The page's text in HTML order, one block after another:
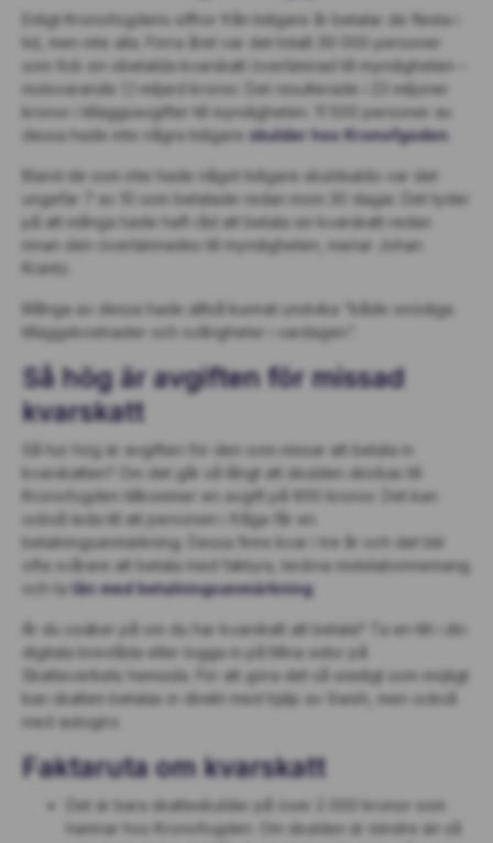
Enligt Kronofogdens siffror från tidigare år betalar de flesta i
tid, men inte alla. Förra året var det totalt 39 000 personer
som fick sin obetalda kvarskatt överlämnad till myndigheten –
motsvarande 1,1 miljard kronor. Det resulterade i 23 miljoner
kronor i tilläggsavgifter till myndigheten. 11 500 personer av
dessa hade inte några tidigare skulder hos Kronofgoden
Bland de som inte hade något tidigare skuldsaldo var det
ungefär 7 av 10 som betalade redan inom 30 dagar. Det tyder
på att många hade haft råd att betala sin kvarskatt redan
innan den överlämnades till myndigheten, menar Johan
Krantz.
Många av dessa hade alltså kunnat undvika ”både onödiga
tilläggskostnader och svårigheter i vardagen”.
Så hög är avgiften för missad
kvarskatt
Så hur hög är avgiften för den som missar att betala in
kvarskatten? Om det går så långt att skulden skickas till
Kronofogden tillkommer en avgift på 600 kronor. Det kan
också leda till att personen i fråga får en
betalningsanmärkning. Dessa finns kvar i tre år och det blir
ofta svårare att betala med faktura, teckna mobilabonnemang
och ta lån med betalningsanmärkning.
Är du osäker på om du har kvarskatt att betala? Ta en titt i din
digitala brevlåda eller logga in på Mina sidor på
Skatteverkets hemsida. För att göra det så smidigt som möjligt
kan skatten betalas in direkt med hjälp av Swish, men också
med autogiro.
Faktaruta om kvarskatt
Det är bara skatteskulder på över 2 000 kronor som
hamnar hos Kronofogden. Om skulden är mindre än så